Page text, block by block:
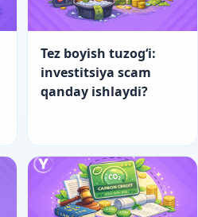
Tez boyish tuzog‘i:
investitsiya scam
qanday ishlaydi?